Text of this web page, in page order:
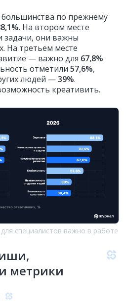
по прежнему
. На втором месте
задачи, они важны
На третьем месте
— важно для 67,8%
отметили 57,6%,
людей —39%.
креативить.
специалистов важно в работе
метрики